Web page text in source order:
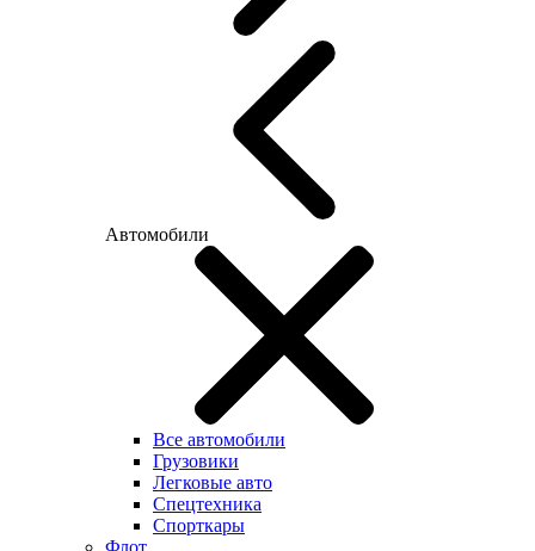
Автомобили
Все автомобили
Грузовики
Легковые авто
Спецтехника
Спорткары
Флот